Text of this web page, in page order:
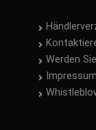
Werden
Impressum